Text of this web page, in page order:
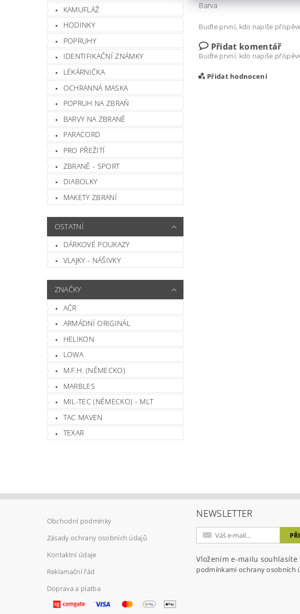
KAMUFLÁŽ
HODINKY
POPRUHY
IDENTIFIKAČNÍ ZNÁMKY
LÉKÁRNIČKA
OCHRANNÁ MASKA
POPRUH NA ZBRAŇ
BARVY NA ZBRANĚ
PARACORD
PRO PŘEŽITÍ
ZBRANĚ - SPORT
DIABOLKY
MAKETY ZBRANÍ
OSTATNÍ
DÁRKOVÉ POUKAZY
VLAJKY - NÁŠIVKY
ZNAČKY
AČR
ARMÁDNÍ ORIGINÁL
HELIKON
LOWA
M.F.H. (NĚMECKO)
MARBLES
MIL-TEC (NĚMECKO) - MLT
TAC MAVEN
TEXAR
Barva
Buďte první, kdo napíše
Přidat komentář
Buďte první, kdo napíše
Přidat hodnocení
Obchodní podmínky
Zásady ochrany osobních údajů
Kontaktní údaje
Reklamační řád
Doprava a platba
NEWSLETTER
Vložením e-mailu souhlasíte
podmínkami ochrany osobních